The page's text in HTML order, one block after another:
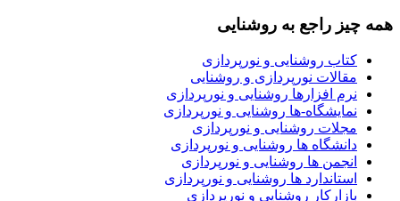
همه چیز راجع به روشنایی
کتاب روشنایی و نورپردازی
مقالات نورپردازی و روشنایی
نرم افزارها روشنایی و نورپردازی
نمایشگاه-ها روشنایی و نورپردازی
مجلات روشنایی و نورپردازی
دانشگاه ها روشنایی و نورپردازی
انجمن ها روشنایی و نورپردازی
استاندارد ها روشنایی و نورپردازی
بازارکار روشنایی و نورپردازی